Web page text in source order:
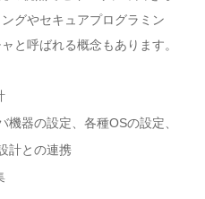
グやセキュアプログラミン
と呼ばれる概念もあります。
機器の設定、各種OSの設定、
計との連携